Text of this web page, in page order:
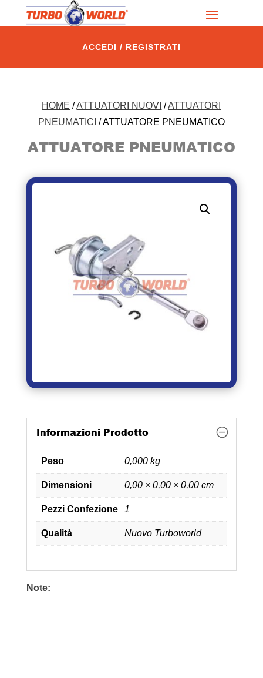
ACCEDI / REGISTRATI
HOME /ATTUATORI NUOVI /ATTUATORI
PNEUMATICI / ATTUATORE PNEUMATICO
ATTUATORE PNEUMATICO
Informazioni Prodotto
Peso 0,000 kg
Dimensioni 0,00 × 0,00 × 0,00 cm
Pezzi Confezione 1
Qualità Nuovo Turboworld
Note: